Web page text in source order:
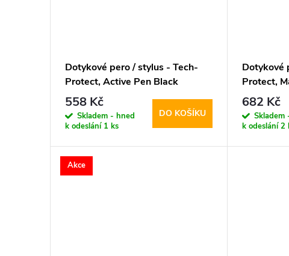
Dotykové pero / stylus - Tech-
Protect, Active Pen Black
558 Kč
Skladem - hned
k odeslání 1 ks
DO KOŠÍKU
Dotykové
Protect,
White
682 Kč
Skladem
k odeslání2
Akce